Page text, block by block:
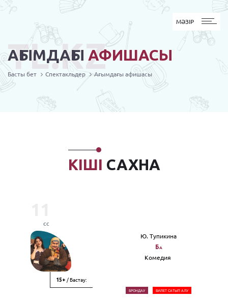
MӘЗІР
МӘЗІР
АҒЫМДАҒЫ АФИШАСЫ
TL.KZ
Басты бет Спектакльдер Ағымдағы афишасы
КІШІ САХНА
сс
15+ / Бастау:
Ю. Тупикина
Ба
Комедия
БРОНДАУ БИЛЕТ САТЫП АЛУ